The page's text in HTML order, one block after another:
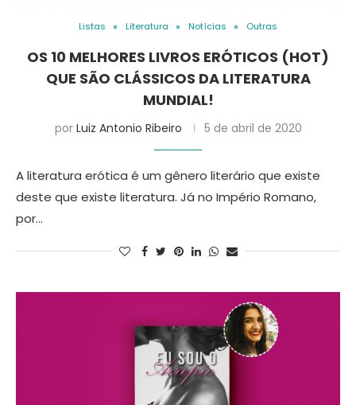
Listas Literatura Notícias Outras
OS 10 MELHORES LIVROS ERÓTICOS (HOT)
QUE SÃO CLÁSSICOS DA LITERATURA
MUNDIAL!
por Luiz Antonio Ribeiro 5 de abril de 2020
A literatura erótica é um gênero literário que existe
deste que existe literatura. Já no Império Romano,
por…